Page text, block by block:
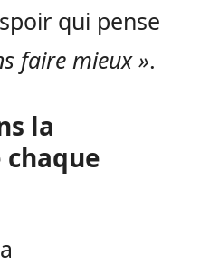
qui pense
faire mieux ».
la
chaque